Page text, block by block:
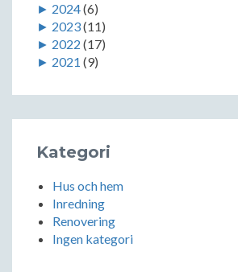
► 2024(6)
► 2023(11)
► 2022 (17)
► 2021 (9)
Kategori
Hus och hem
Inredning
Renovering
Ingen kategori